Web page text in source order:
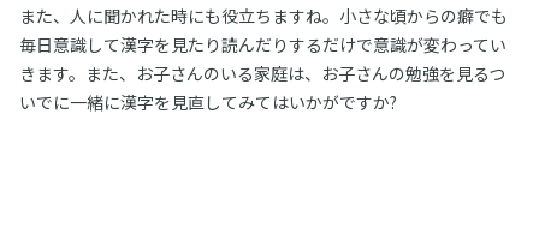
また、人に聞かれた時にも役立ちますね。小さな頃からの癖でも
毎日意識して漢字を見たり読んだりするだけで意識が変わってい
きます。また、お子さんのいる家庭は、お子さんの勉強を見るつ
いでに一緒に漢字を見直してみてはいかがですか?